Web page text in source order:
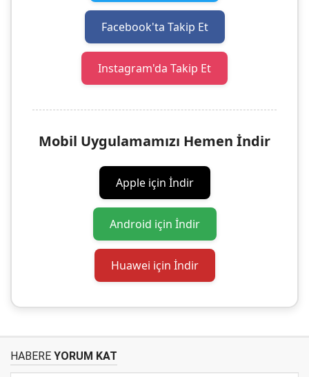
Facebook'ta Takip Et
Instagram'da Takip Et
Mobil Uygulamamızı Hemen İndir
Apple için İndir
Android için İndir
Huawei için İndir
HABERE YORUM KAT